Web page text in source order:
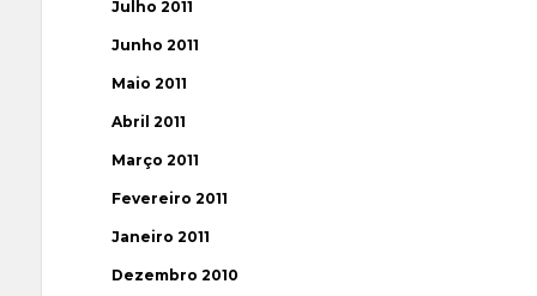
Julho 2011
Junho 2011
Maio 2011
Abril 2011
Março 2011
Fevereiro 2011
Janeiro 2011
Dezembro 2010